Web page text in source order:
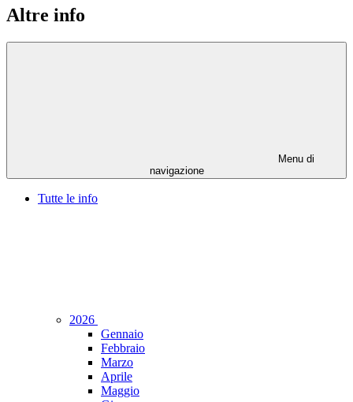
Altre info
Menu di
navigazione
Tutte le info
2026
Gennaio
Febbraio
Marzo
Aprile
Maggio